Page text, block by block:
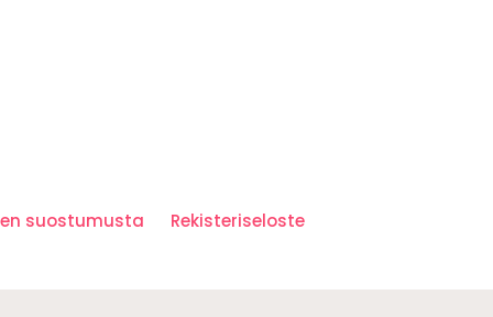
suostumusta Rekisteriseloste